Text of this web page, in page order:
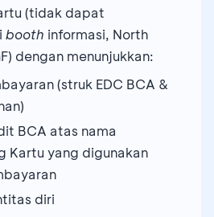
(tidak dapat
booth informasi, North
dengan menunjukkan:
(struk EDC BCA &
BCA atas nama
Kartu yang digunakan
diri